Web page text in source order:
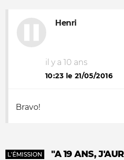
Henri
il y a 10 ans
10:23 le 21/05/2016
Bravo!
L'ÉMISSION
"A 19 ANS,